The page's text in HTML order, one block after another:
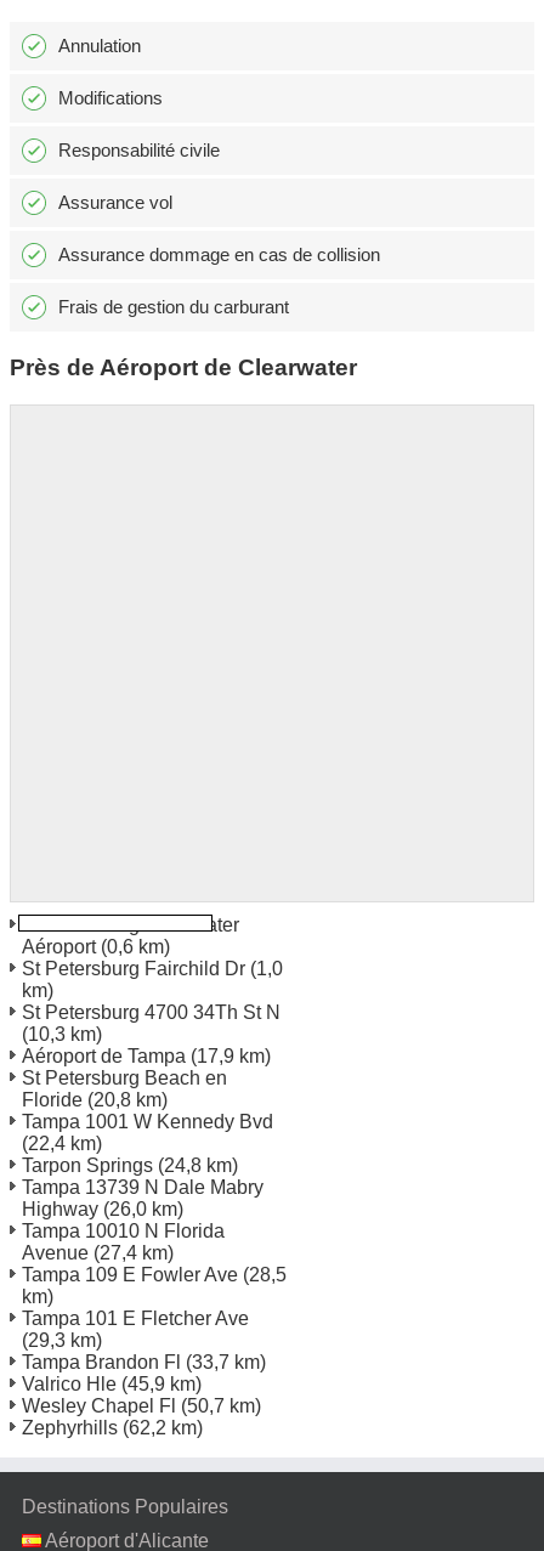
Annulation
Modifications
Responsabilité civile
Assurance vol
Assurance dommage en cas de collision
Frais de gestion du carburant
Près de Aéroport de Clearwater
St Petersburg/Clearwater
Aéroport(0,6 km)
St Petersburg Fairchild Dr (1,0
km)
St Petersburg 4700 34Th St N
(10,3 km)
Aéroport de Tampa (17,9 km)
St Petersburg Beach en
Floride (20,8 km)
Tampa 1001 W Kennedy Bvd
(22,4 km)
Tarpon Springs (24,8 km)
Tampa 13739 N Dale Mabry
Highway (26,0 km)
Tampa 10010 N Florida
Avenue (27,4 km)
Tampa 109 E Fowler Ave (28,5
km)
Tampa 101 E Fletcher Ave
(29,3 km)
Tampa Brandon Fl (33,7 km)
Valrico Hle (45,9 km)
Wesley Chapel Fl (50,7 km)
Zephyrhills (62,2 km)
Destinations Populaires
Aéroport d'Alicante